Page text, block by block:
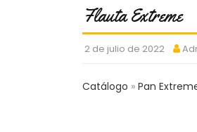
Flauta Extreme
2 de julio de 2022
Catálogo Pan